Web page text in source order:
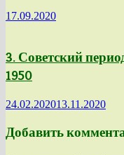
17.09.2020
3. Советский
1950
24.02.202013.11.2020
Добавить